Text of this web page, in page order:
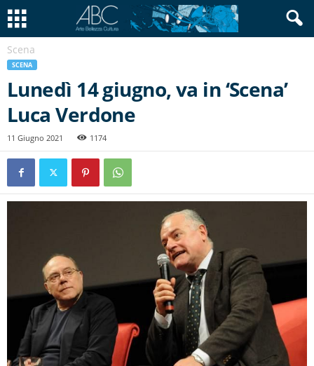
Scena
SCENA
Lunedì 14 giugno, va in ‘Scena’
Luca Verdone
11 Giugno 2021 1174